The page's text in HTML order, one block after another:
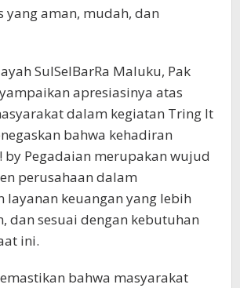
yang aman, mudah, dan
SulSelBarRa Maluku, Pak
apresiasinya atas
dalam kegiatan Tring It
bahwa kehadiran
Pegadaian merupakan wujud
perusahaan dalam
layanan keuangan yang lebih
dan sesuai dengan kebutuhan
ini.
bahwa masyarakat